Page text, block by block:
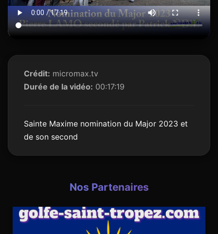
Crédit: micromax.tv
Durée de la vidéo: 00:17:19
Sainte Maxime nomination du Major 2023 et
de son second
Nos Partenaires